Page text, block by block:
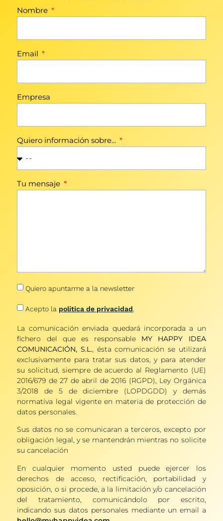
Nombre
Email
Empresa
Quiero información sobre...
Tu mensaje
Quiero apuntarme a la newsletter
Acepto la política de privacidad
La comunicación enviada quedará incorporada a un
fichero del que es responsable MY HAPPY IDEA
COMUNICACIÓN, S.L., ésta comunicación se utilizará
exclusivamente para tratar sus datos, y para atender
su solicitud, siempre de acuerdo al Reglamento (UE)
2016/679 de 27 de abril de 2016 (RGPD), Ley Orgánica
3/2018 de 5 de diciembre (LOPDGDD) y demás
normativa legal vigente en materia de protección de
datos personales.
Sus datos no se comunicaran a terceros, excepto por
obligación legal, y se mantendrán mientras no solicite
su cancelación
En cualquier momento usted puede ejercer los
derechos de acceso, rectificación, portabilidad y
oposición, o si procede, a la limitación y/o cancelación
del tratamiento, comunicándolo por escrito,
indicando sus datos personales mediante un email a